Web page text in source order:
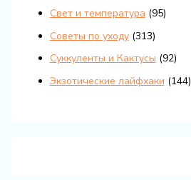
Свет и температура (95)
Советы по уходу(313)
Суккуленты и Кактусы (92)
Экзотические лайфхаки (144)